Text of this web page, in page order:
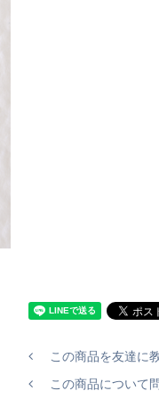
この商品を友達に
この商品について